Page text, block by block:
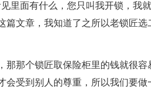
里面有什么，您只叫我开锁，我
文章，我知道了之所以老锁匠选
那那个锁匠取保险柜里的钱就很
会受到别人的尊重，所以我们要